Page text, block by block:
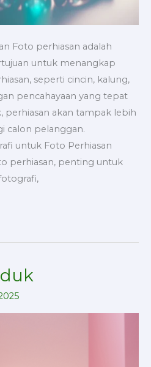
Foto perhiasan adalah
untuk menangkap
seperti cincin, kalung,
pencahayaan yang tepat
perhiasan akan tampak lebih
calon pelanggan.
untuk Foto Perhiasan
perhiasan, penting untuk